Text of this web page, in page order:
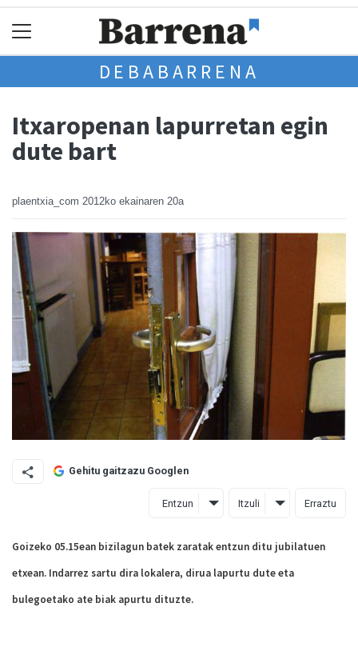
DEBABARRENA
Itxaropenan lapurretan egin
dute bart
plaentxia_com 2012ko ekainaren 20a
Gehitu gaitzazu Googlen
Entzun Itzuli Erraztu
Goizeko 05.15ean bizilagun batek zaratak entzun ditu jubilatuen
etxean. Indarrez sartu dira lokalera, dirua lapurtu dute eta
bulegoetako ate biak apurtu dituzte.